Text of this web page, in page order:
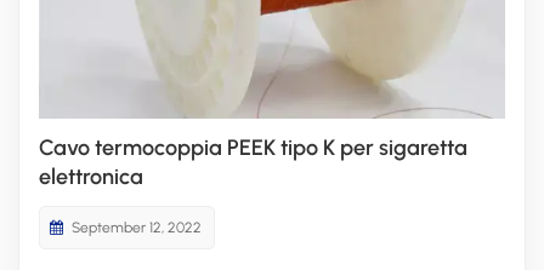
Cavo termocoppia PEEK tipo K per sigaretta
elettronica
September 12, 2022